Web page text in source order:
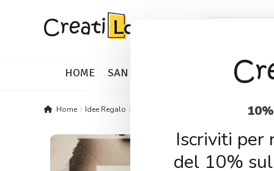
Skip
to
Skip
to
Products
HOME SAN VALENTINO IDEE REGALO
Home Idee Regalo Segnalibro Magnetico
Iscriviti per
del 10%